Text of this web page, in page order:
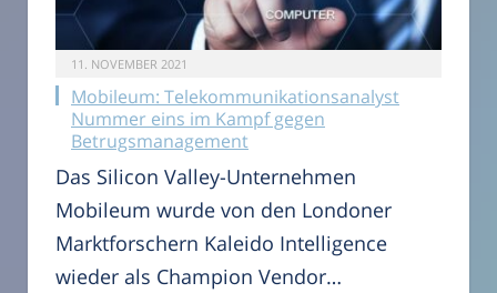
11. NOVEMBER 2021
Mobileum: Telekommunikationsanalyst
Nummer eins im Kampf gegen
Betrugsmanagement
Das Silicon Valley-Unternehmen
Mobileum wurde von den Londoner
Marktforschern Kaleido Intelligence
wieder als Champion Vendor…